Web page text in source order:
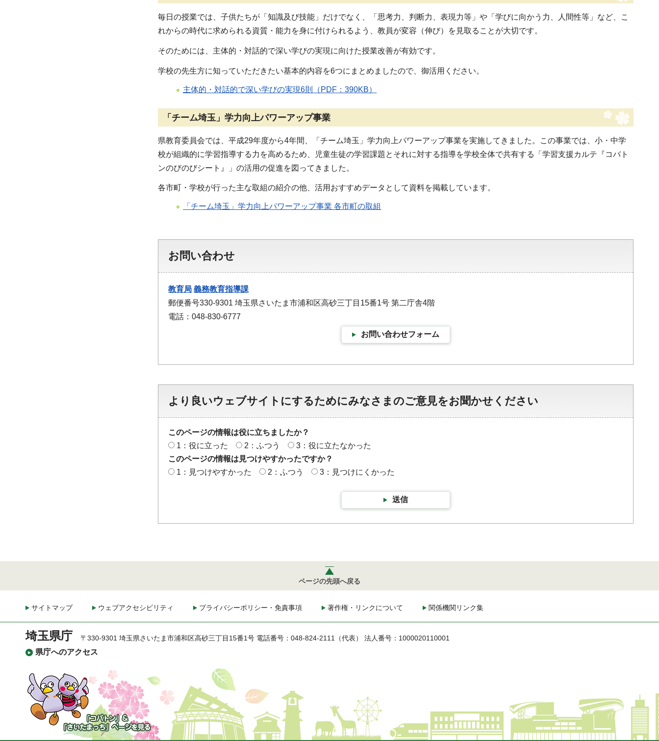
毎日の授業では、子供たちが「知識及び技能」だけでなく、「思考力、判断力、表現力等」や「学びに向かう力、人間性等」など、こ
れからの時代に求められる資質・能力を身に付けられるよう、教員が変容（伸び）を見取ることが大切です。
そのためには、主体的・対話的で深い学びの実現に向けた授業改善が有効です。
学校の先生方に知っていただきたい基本的内容を6つにまとめましたので、御活用ください。
主体的・対話的で深い学びの実現6則（PDF：390KB）
「チーム埼玉」学力向上パワーアップ事業
県教育委員会では、平成29年度から4年間、「チーム埼玉」学力向上パワーアップ事業を実施してきました。この事業では、小・中学
校が組織的に学習指導する力を高めるため、児童生徒の学習課題とそれに対する指導を学校全体で共有する「学習支援カルテ『コバト
ンのびのびシート』」の活用の促進を図ってきました。
各市町・学校が行った主な取組の紹介の他、活用おすすめデータとして資料を掲載しています。
「チーム埼玉」学力向上パワーアップ事業 各市町の取組
お問い合わせ
教育局 義務教育指導課
郵便番号330-9301 埼玉県さいたま市浦和区高砂三丁目15番1号 第二庁舎4階
電話：048-830-6777
お問い合わせフォーム
より良いウェブサイトにするためにみなさまのご意見をお聞かせください
このページの情報は役に立ちましたか？
1：役に立った
2：ふつう
3：役に立たなかった
このページの情報は見つけやすかったですか？
1：見つけやすかった
2：ふつう 3：見つけにくかった
送信
ページの先頭へ戻る
サイトマップ ウェブアクセシビリティ プライバシーポリシー・免責事項 著作権・リンクについて 関係機関リンク集
埼玉県庁
県庁へのアクセス
〒330-9301 埼玉県さいたま市浦和区高砂三丁目15番1号 電話番号：048-824-2111（代表） 法人番号：1000020110001
「コバトン」&「さいた
まっち」